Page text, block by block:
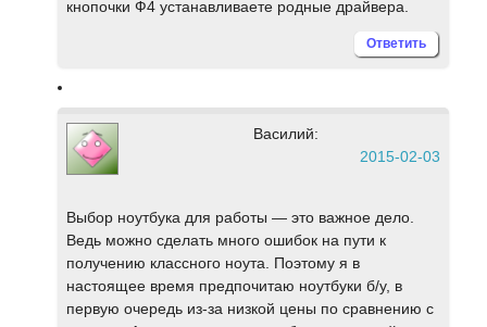
кнопочки Ф4 устанавливаете родные драйвера.
Ответить
Василий:
2015-02-03
Выбор ноутбука для работы — это важное дело.
Ведь можно сделать много ошибок на пути к
получению классного ноута. Поэтому я в
настоящее время предпочитаю ноутбуки б/у, в
первую очередь из-за низкой цены по сравнению с